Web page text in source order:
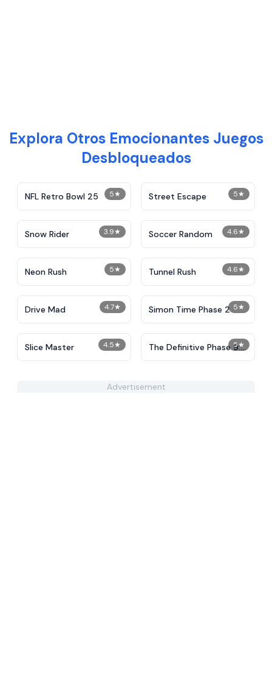
Explora Otros Emocionantes Juegos
Desbloqueados
5★
NFL Retro Bowl 25 5★
Street Escape
3.9★
Snow Rider 4.6★
Soccer Random
5★
Neon Rush 4.6★
Tunnel Rush
4.7★
Drive Mad 5★
Simon Time Phase 2
4.5★
Slice Master 5★
The Definitive Phase 9:
Demolition
Advertisement